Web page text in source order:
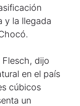
y la llegada
Flesch, dijo
en el país
cúbicos
un